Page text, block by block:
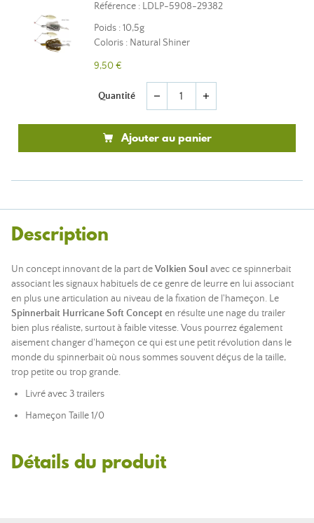
Référence : LDLP-5908-29382
Poids : 10,5g
Coloris : Natural Shiner
9,50 €
Quantité remove add
Ajouter au panier
Description
Un concept innovant de la part deVolkien Soul avec ce spinnerbait
associant les signaux habituels de ce genre de leurre en lui associant
en plus une articulation au niveau de la fixation de l'hameçon. Le
Spinnerbait Hurricane Soft Concepten résulte une nage du trailer
bien plus réaliste, surtout à faible vitesse. Vous pourrez également
aisement changer d'hameçon ce qui est une petit révolution dans le
monde du spinnerbait où nous sommes souvent déçus de la taille,
trop petite ou trop grande.
Livré avec 3 trailers
Hameçon Taille 1/0
Détails du produit